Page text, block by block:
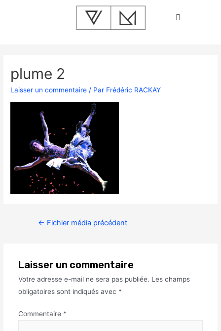
plume 2
Laisser un commentaire / Par Frédéric RACKAY
← Fichier média précédent
Laisser un commentaire
Votre adresse e-mail ne sera pas publiée. Les champs
obligatoires sont indiqués avec *
Commentaire *